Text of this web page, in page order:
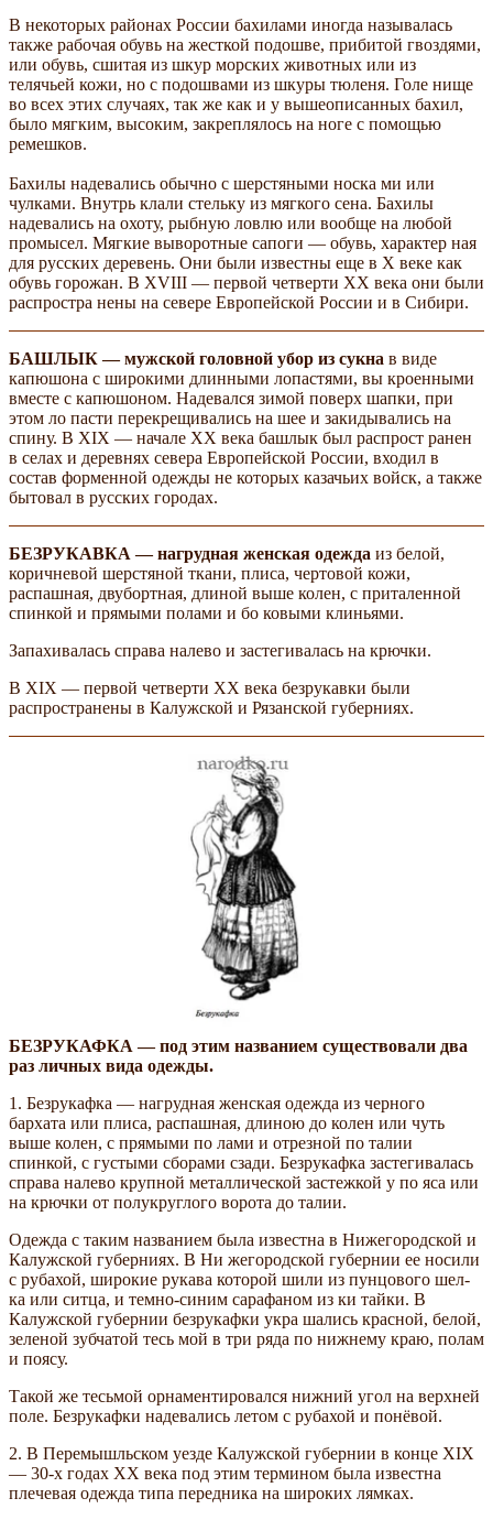
В некоторых районах России бахилами иногда называлась
также рабочая обувь на жесткой подошве, прибитой гвоздями,
или обувь, сшитая из шкур морских животных или из
телячьей кожи, но с подошвами из шкуры тюленя. Голе­ нище
во всех этих случаях, так же как и у вышеописанных бахил,
было мягким, высоким, закреплялось на ноге с помощью
ремешков.
Бахилы надевались обычно с шерстяными носка­ ми или
чулками. Внутрь клали стельку из мягкого сена. Бахилы
надевались на охоту, рыбную ловлю или вообще на любой
промысел. Мягкие выворотные сапоги — обувь, характер­ ная
для русских деревень. Они были известны еще в X веке как
обувь горожан. В XVIII — первой четверти XX века они были
распростра­ нены на севере Европейской России и в Сибири.
БАШЛЫК — мужской головной убор из сукна в виде
капюшона с широкими длинными лопастями, вы­ кроенными
вместе с капюшоном. Надевался зимой поверх шапки, при
этом ло­ пасти перекрещивались на шее и закидывались на
спину. В XIX — начале XX века башлык был распрост­ ранен
в селах и деревнях севера Европейской России, входил в
состав форменной одежды не­ которых казачьих войск, а также
бытовал в русских городах.
БЕЗРУКАВКА — нагрудная женская одежда из белой,
коричневой шерстяной ткани, плиса, чертовой кожи,
распашная, двубортная, длиной выше колен, с приталенной
спинкой и прямыми полами и бо­ ковыми клиньями.
Запахивалась справа налево и застегивалась на крючки.
В XIX — первой четверти XX века безрукавки были
распространены в Калужской и Рязанской губерниях.
БЕЗРУКАФКА — под этим названием существовали два
раз­ личных вида одежды.
1. Безрукафка — нагрудная женская одежда из черного
бархата или плиса, распашная, длиною до колен или чуть
выше колен, с прямыми по­ лами и отрезной по талии
спинкой, с густыми сборами сзади. Безрукафка застегивалась
справа налево крупной металлической застежкой у по­ яса или
на крючки от полукруглого ворота до талии.
Одежда с таким названием была известна в Нижегородской и
Калужской губерниях. В Ни­ жегородской губернии ее носили
с рубахой, широкие рукава которой шили из пунцового шел­
ка или ситца, и темно-синим сарафаном из ки­ тайки. В
Калужской губернии безрукафки укра­ шались красной, белой,
зеленой зубчатой тесь­ мой в три ряда по нижнему краю, полам
и поясу.
Такой же тесьмой орнаментировался нижний угол на верхней
поле. Безрукафки надевались летом с рубахой и понёвой.
2. В Перемышльском уезде Калужской губернии в конце XIX
— 30-х годах XX века под этим термином была известна
плечевая одежда типа передника на широких лямках.